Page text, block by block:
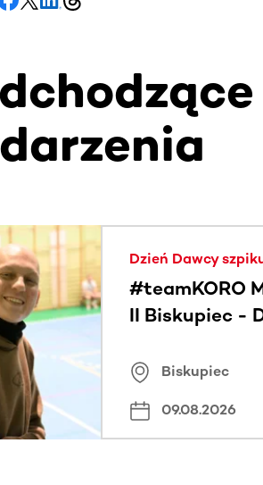
treści przewijane w poziomie.
Dzień Dawcy
#teamKORO
II Biskupiec -
Biskupiec
09.08.2026